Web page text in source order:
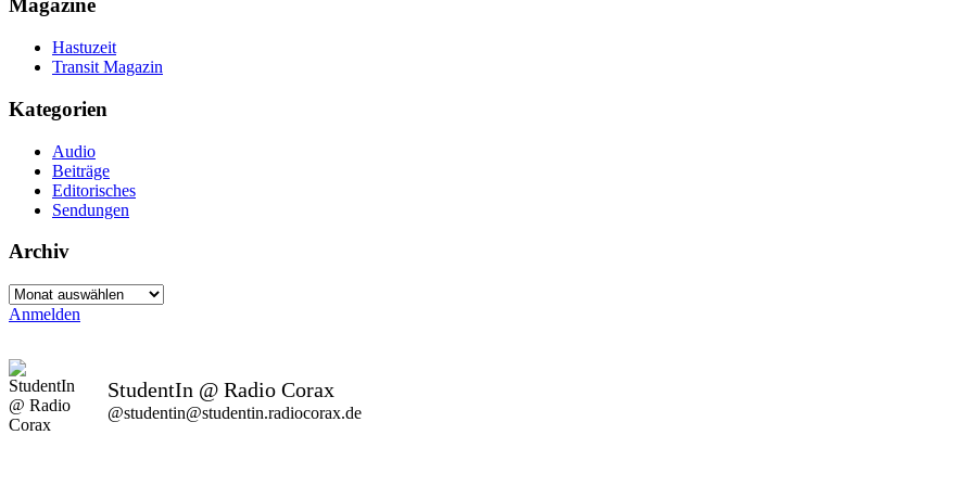
Magazine
Hastuzeit
Transit Magazin
Kategorien
Audio
Beiträge
Editorisches
Sendungen
Archiv
Archiv
Anmelden
StudentIn @ Radio Corax
@studentin@studentin.radiocorax.de